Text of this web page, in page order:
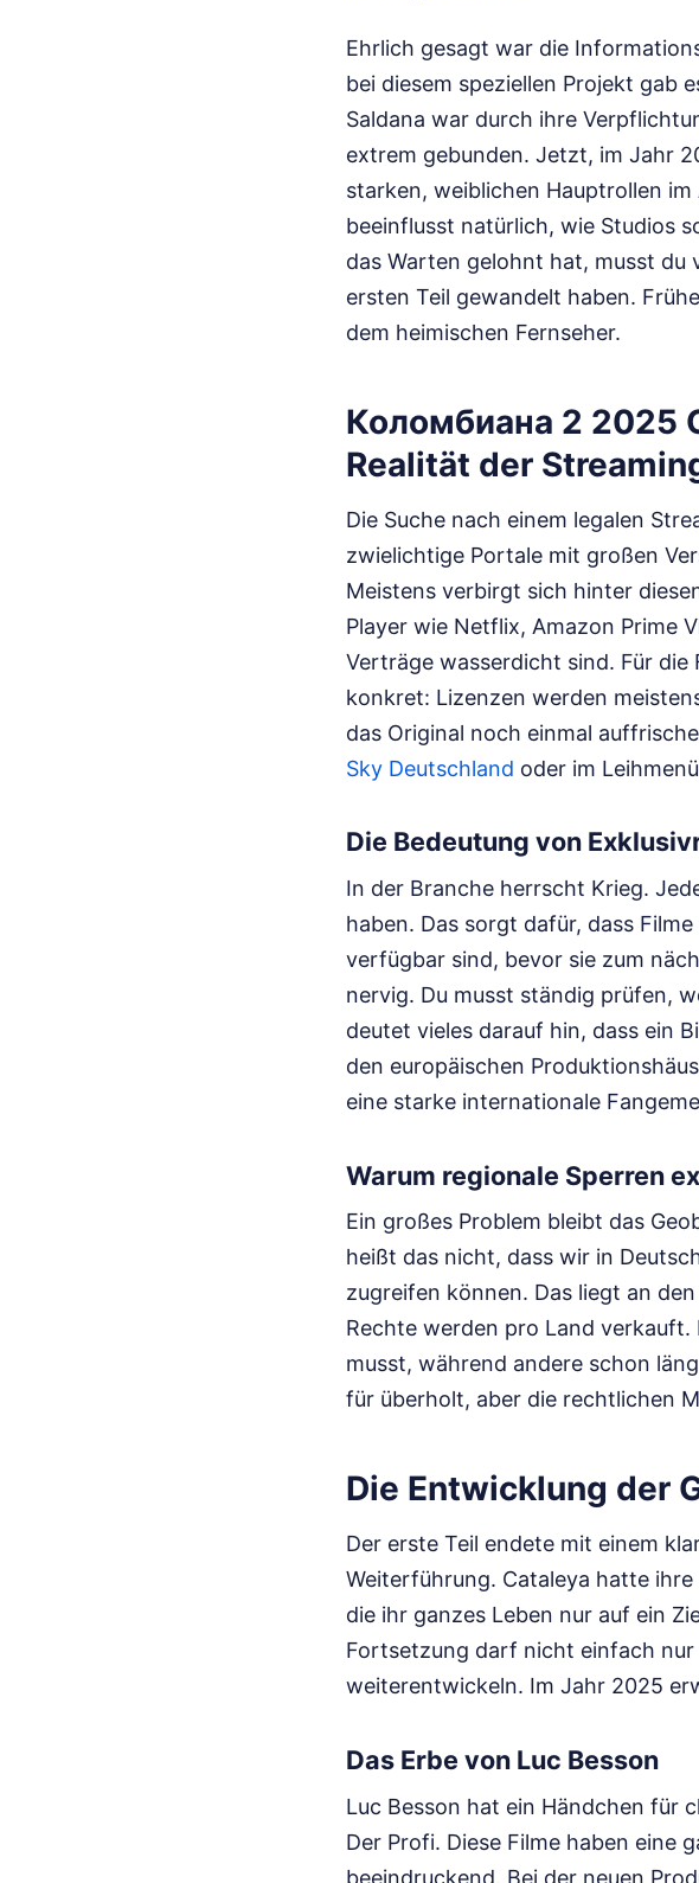
Ehrlich gesagt war die
bei diesem speziellen Projekt gab
Saldana war durch ihre
extrem gebunden. Jetzt, im Jahr
starken, weiblichen Hauptrollen
beeinflusst natürlich, wie Studios
das Warten gelohnt hat, musst du
ersten Teil gewandelt haben.
dem heimischen Fernseher.
Коломбиана 2 2025
Realität der
Die Suche nach einem legalen
zwielichtige Portale mit großen
Meistens verbirgt sich hinter
Player wie Netflix, Amazon Prime
Verträge wasserdicht sind. Für
konkret: Lizenzen werden
das Original noch einmal
Sky Deutschland oder im
Die Bedeutung von
In der Branche herrscht Krieg.
haben. Das sorgt dafür, dass
verfügbar sind, bevor sie zum
nervig. Du musst ständig prüfen,
deutet vieles darauf hin, dass ein
den europäischen
eine starke internationale
Warum regionale Sperren
Ein großes Problem bleibt das
heißt das nicht, dass wir in
zugreifen können. Das liegt an
Rechte werden pro Land
musst, während andere schon
für überholt, aber die rechtlichen
Die Entwicklung der
Der erste Teil endete mit einem
Weiterführung. Cataleya hatte
die ihr ganzes Leben nur auf ein
Fortsetzung darf nicht einfach nur
weiterentwickeln. Im Jahr 2025
Das Erbe von Luc Besson
Luc Besson hat ein Händchen für
Der Profi. Diese Filme haben eine
beeindruckend. Bei der neuen